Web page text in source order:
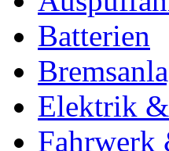
Batterien
Elektrik
Fahrwerk